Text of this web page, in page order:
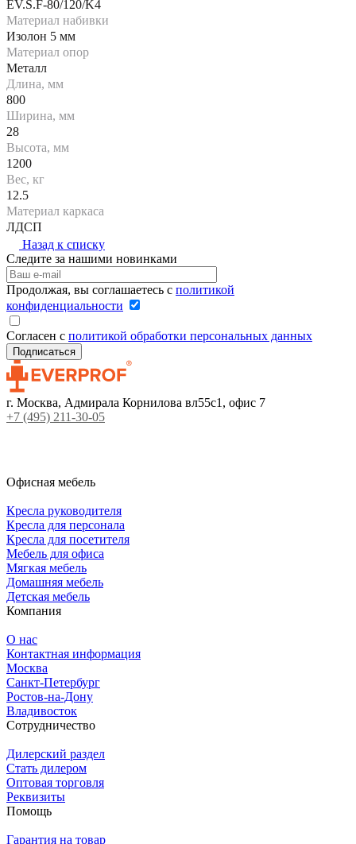
EV.S.F-80/120/K4
Материал набивки
Изолон 5 мм
Материал опор
Металл
Длина, мм
800
Ширина, мм
28
Высота, мм
1200
Вес, кг
12.5
Материал каркаса
ЛДСП
Назад к списку
Следите за нашими новинками
Продолжая, вы соглашаетесь с политикой
конфиденциальности
Согласен с политикой обработки персональных данных
г. Москва, Адмирала Корнилова вл55с1, офис 7
+7 (495) 211-30-05
Офисная мебель
Кресла руководителя
Кресла для персонала
Кресла для посетителя
Мебель для офиса
Мягкая мебель
Домашняя мебель
Детская мебель
Компания
О нас
Контактная информация
Москва
Санкт-Петербург
Ростов-на-Дону
Владивосток
Сотрудничество
Дилерский раздел
Стать дилером
Оптовая торговля
Реквизиты
Помощь
Гарантия на товар